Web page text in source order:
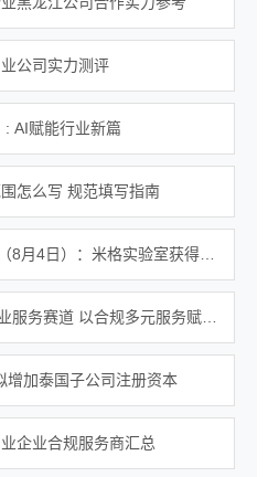
公司实力测评
AI赋能行业新篇
怎么写 规范填写指南
加泰国子公司注册资本
企业合规服务商汇总